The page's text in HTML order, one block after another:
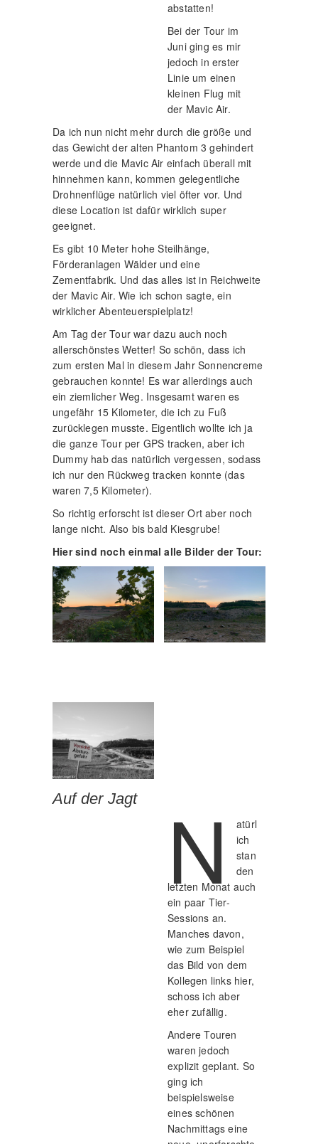
abstatten!
Bei der Tour im
Juni ging es mir
jedoch in erster
Linie um einen
kleinen Flug mit
der Mavic Air.
Da ich nun nicht mehr durch die größe und
das Gewicht der alten Phantom 3 gehindert
werde und die Mavic Air einfach überall mit
hinnehmen kann, kommen gelegentliche
Drohnenflüge natürlich viel öfter vor. Und
diese Location ist dafür wirklich super
geeignet.
Es gibt 10 Meter hohe Steilhänge,
Förderanlagen Wälder und eine
Zementfabrik. Und das alles ist in Reichweite
der Mavic Air. Wie ich schon sagte, ein
wirklicher Abenteuerspielplatz!
Am Tag der Tour war dazu auch noch
allerschönstes Wetter! So schön, dass ich
zum ersten Mal in diesem Jahr Sonnencreme
gebrauchen konnte! Es war allerdings auch
ein ziemlicher Weg. Insgesamt waren es
ungefähr 15 Kilometer, die ich zu Fuß
zurücklegen musste. Eigentlich wollte ich ja
die ganze Tour per GPS tracken, aber ich
Dummy hab das natürlich vergessen, sodass
ich nur den Rückweg tracken konnte (das
waren 7,5 Kilometer).
So richtig erforscht ist dieser Ort aber noch
lange nicht. Also bis bald Kiesgrube!
Hier sind noch einmal alle Bilder der Tour:
Auf der Jagt N
atürl
ich
stan
den
letzten Monat auch
ein paar Tier-
Sessions an.
Manches davon,
wie zum Beispiel
das Bild von dem
Kollegen links hier,
schoss ich aber
eher zufällig.
Andere Touren
waren jedoch
explizit geplant. So
ging ich
beispielsweise
eines schönen
Nachmittags eine